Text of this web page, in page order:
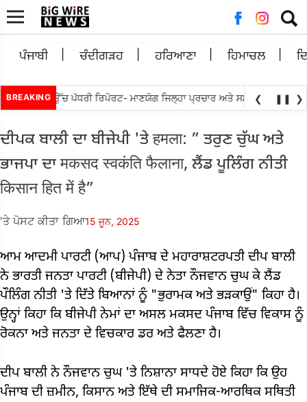
ਲਈ
ਖੋਜ:
ਪੰਜਾਬੀ ਚੰਦੀਗੜਹ ਹਰਿਆਣਾ ਹਿਮਾਚਲ
BREAKING
ਨੂੰ ਲੋਕ ਉੱਚ ਪੱਧਰੀ ਰਿਪੋਰਟ- ਮਾਣਯੋਗ ਜਿਲ੍ਹਾ ਪ੍ਰਚਾਰ ਅਤੇ ਸਮਾਗਮ ਸਰਕਾਰ,
❮ ❚❚ ❯
ਦੀਪਕ ਬਾਲੀ ਦਾ ਬੀਜੇਪੀ 'ਤੇ हमला: ” ਤਰੁਣ ਚੁੱਘ ਅਤੇ
ਭਾਜਪਾ ਦਾ मकसद स्वकंति फैलाना, ਲੈਂਡ ਪੂਲਿੰਗ ਨੀਤੀ
किसान हित में है”
'ਤੇ ਪੋਸਟ ਕੀਤਾ ਗਿਆ15 ਜੂਨ, 2025
ਆਮ ਆਦਮੀ ਪਾਰਟੀ (ਆਪ) ਪੰਜਾਬ ਦੇ ਮਹਾਰਾਸ਼ਟਰਪਤੀ ਦੀਪ ਬਾਲੀ
ਨੇ ਭਾਰਤੀ ਜਨਤਾ ਪਾਰਟੀ (ਬੀਜੇਪੀ) ਦੇ ਨੇਤਾ ਨੌਜਵਾਨ ਚੁਘ ਕੇ ਲੈਂਡ
ਪੌਲਿੰਗ ਨੀਤੀ 'ਤੇ ਦਿੱਤੇ ਬਿਆਨਾਂ ਨੂੰ "ਭੁਰਾਮਕ ਅਤੇ ਭੜਕਾਉਂ" ਕਿਹਾ ਹੈ।
ਉਨ੍ਹਾਂ ਕਿਹਾ ਕਿ ਬੀਜੇਪੀ ਨੇਮਾਂ ਦਾ ਅਸਲ ਮਕਸਦ ਪੰਜਾਬ ਵਿੱਚ ਵਿਕਾਸ ਨੂੰ
ਰੋਕਨਾ ਅਤੇ ਜਨਤਾ ਦੇ ਵਿਚਕਾਰ ਡਰ ਅਤੇ ਫੈਲਣਾ ਹੈ।
ਦੀਪ ਬਾਲੀ ਨੇ ਨੌਜਵਾਨ ਚੁਘ 'ਤੇ ਨਿਸ਼ਾਨਾ ਸਾਧਦੇ ਹੋਏ ਕਿਹਾ ਕਿ ਉਹ
ਪੰਜਾਬ ਦੀ ਜ਼ਮੀਨ, ਕਿਸਾਨ ਅਤੇ ਇੱਥੇ ਦੀ ਸਮਾਜਿਕ-ਆਰਥਿਕ ਸਥਿਤੀ